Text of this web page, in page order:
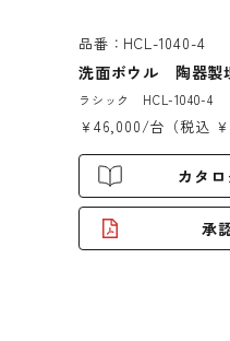
品番：HCL-1040-4
洗面ボウル 陶器製
ラシック HCL-1040-4
￥46,000/台（税込
カタロ
承